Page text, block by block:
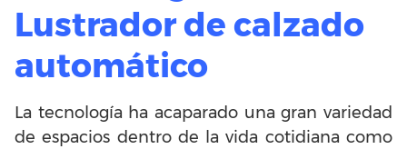
Lustrador de calzado
automático
La tecnología ha acaparado una gran variedad
de espacios dentro de la vida cotidiana como